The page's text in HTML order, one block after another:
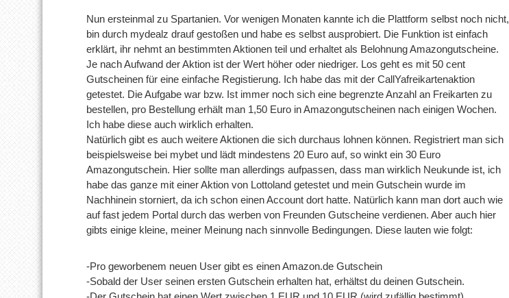
Nun ersteinmal zu Spartanien. Vor wenigen Monaten kannte ich die Plattform selbst noch nicht,
bin durch mydealz drauf gestoßen und habe es selbst ausprobiert. Die Funktion ist einfach
erklärt, ihr nehmt an bestimmten Aktionen teil und erhaltet als Belohnung Amazongutscheine.
Je nach Aufwand der Aktion ist der Wert höher oder niedriger. Los geht es mit 50 cent
Gutscheinen für eine einfache Registierung. Ich habe das mit der CallYafreikartenaktion
getestet. Die Aufgabe war bzw. Ist immer noch sich eine begrenzte Anzahl an Freikarten zu
bestellen, pro Bestellung erhält man 1,50 Euro in Amazongutscheinen nach einigen Wochen.
Ich habe diese auch wirklich erhalten.
Natürlich gibt es auch weitere Aktionen die sich durchaus lohnen können. Registriert man sich
beispielsweise bei mybet und lädt mindestens 20 Euro auf, so winkt ein 30 Euro
Amazongutschein. Hier sollte man allerdings aufpassen, dass man wirklich Neukunde ist, ich
habe das ganze mit einer Aktion von Lottoland getestet und mein Gutschein wurde im
Nachhinein storniert, da ich schon einen Account dort hatte. Natürlich kann man dort auch wie
auf fast jedem Portal durch das werben von Freunden Gutscheine verdienen. Aber auch hier
gibts einige kleine, meiner Meinung nach sinnvolle Bedingungen. Diese lauten wie folgt:
-Pro geworbenem neuen User gibt es einen Amazon.de Gutschein
-Sobald der User seinen ersten Gutschein erhalten hat, erhältst du deinen Gutschein.